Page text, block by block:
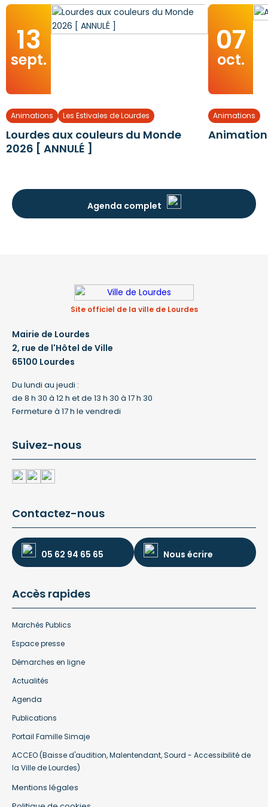
13
sept.
Animations Les Estivales de Lourdes
Lourdes aux couleurs du Monde
2026 [ ANNULÉ ]
07
oct.
Animations
Animation
Agenda complet
Site officiel de la ville de Lourdes
Mairie de Lourdes
2, rue de l'Hôtel de Ville
65100 Lourdes
Du lundi au jeudi :
de 8 h 30 à 12 h et de 13 h 30 à 17 h 30
Fermeture à 17 h le vendredi
Suivez-nous
Contactez-nous
05 62 94 65 65 Nous écrire
Accès rapides
Marchés Publics
Espace presse
Démarches en ligne
Actualités
Agenda
Publications
Portail Famille Simaje
ACCEO (Baisse d'audition, Malentendant, Sourd - Accessibilité de
la Ville de Lourdes)
Mentions légales